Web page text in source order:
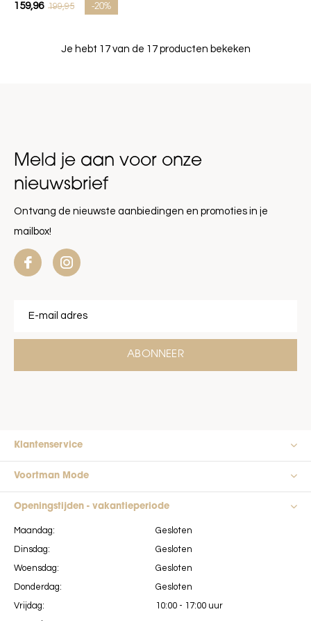
159,96 199,95 -20%
Je hebt 17 van de 17 producten bekeken
Meld je aan voor onze
nieuwsbrief
Ontvang de nieuwste aanbiedingen en promoties in je
mailbox!
ABONNEER
Klantenservice
Voortman Mode
Openingstijden - vakantieperiode
Maandag:
Dinsdag:
Woensdag:
Donderdag:
Vrijdag:
Gesloten
Gesloten
Gesloten
Gesloten
10:00 - 17:00 uur